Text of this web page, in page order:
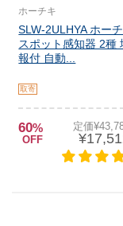
ホーチキ
SLW-2ULHYA ホー
スポット感知器 2種
報付 自動...
取寄
60%
OFF
定価